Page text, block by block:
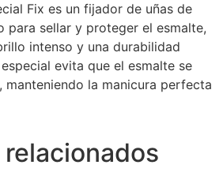
Fix es un fijador de uñas de
para sellar y proteger el esmalte,
intenso y una durabilidad
evita que el esmalte se
manteniendo la manicura perfecta